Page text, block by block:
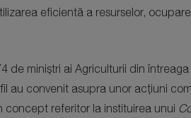
eficientă a resurselor,
de miniștri ai Agriculturii din
au convenit asupra unor acțiuni
referitor la instituirea unui